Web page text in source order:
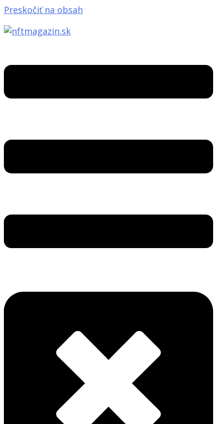
Preskočiť na obsah